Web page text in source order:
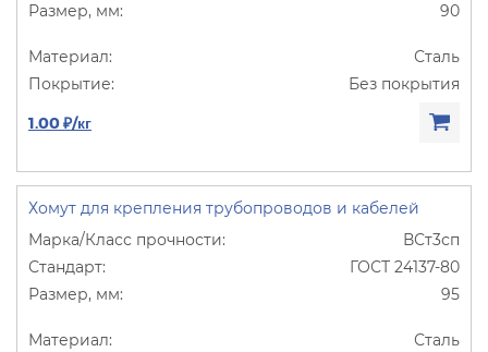
90
Сталь
Без покрытия
1.00 ₽/кг
Хомут для крепления трубопроводов и кабелей
ВСт3сп
ГОСТ 24137-80
95
Сталь